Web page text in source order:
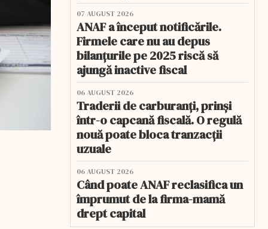
07 AUGUST 2026
ANAF a început notificările.
Firmele care nu au depus
bilanțurile pe 2025 riscă să
ajungă inactive fiscal
06 AUGUST 2026
Traderii de carburanți, prinși
într-o capcană fiscală. O regulă
nouă poate bloca tranzacții
uzuale
06 AUGUST 2026
Când poate ANAF reclasifica un
împrumut de la firma-mamă
drept capital